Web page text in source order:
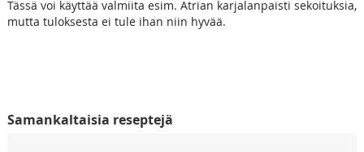
Tässä voi käyttää valmiita esim. Atrian karjalanpaisti sekoituksia,
mutta tuloksesta ei tule ihan niin hyvää.
Samankaltaisia reseptejä